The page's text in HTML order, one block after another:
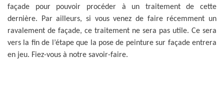
façade pour pouvoir procéder à un traitement de cette
dernière. Par ailleurs, si vous venez de faire récemment un
ravalement de façade, ce traitement ne sera pas utile. Ce sera
vers la fin de l’étape que la pose de peinture sur façade entrera
en jeu. Fiez-vous à notre savoir-faire.